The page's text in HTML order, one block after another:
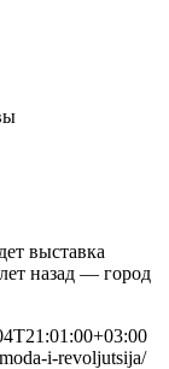
выставка
назад — город
i-revoljutsija/